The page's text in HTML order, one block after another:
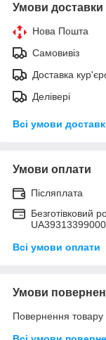
Умови доставки
Нова Пошта
Самовивіз
Доставка
Делівері
Всі умови
Умови оплати
Післяплата
Безготівковий
Всі умови оплати
Умови
Повернення товару